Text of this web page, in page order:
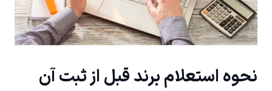
نحوه استعلام برند قبل از ثبت آن